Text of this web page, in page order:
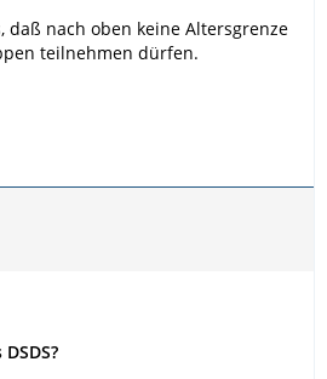
daß nach oben keine Altersgrenze
teilnehmen dürfen.